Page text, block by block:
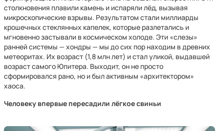
столкновения плавили камень и испаряли лёд, вызывая
микроскопические взрывы. Результатом стали миллиарды
крошечных стеклянных капелек, которые разлетались и
мгновенно застывали в космическом холоде. Эти «слезы»
ранней системы — хондры — мы до сих пор находим в древних
метеоритах. Их возраст (1,8 млн лет) и стал уликой, выдавшей
возраст самого Юпитера. Выходит, он не просто
сформировался рано, но и был активным «архитектором»
хаоса.
Человеку впервые пересадили лёгкое свиньи